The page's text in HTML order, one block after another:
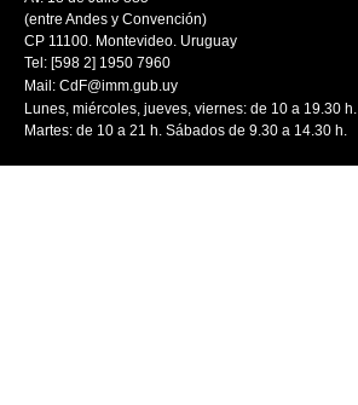
(entre Andes y Convención)
CP 11100. Montevideo. Uruguay
Tel: [598 2] 1950 7960
Mail: CdF@imm.gub.uy
Lunes, miércoles, jueves, viernes: de 10 a 19.30 h.
Martes: de 10 a 21 h. Sábados de 9.30 a 14.30 h.